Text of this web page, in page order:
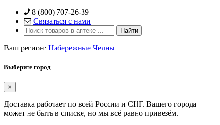
Skip
content
8 (800) 707-26-39
Связаться с нами
Ваш регион: Набережные Челны
Выберите город
×
Доставка работает по всей России и СНГ. Вашего города
может не быть в списке, но мы всё равно привезём.